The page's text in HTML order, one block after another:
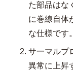
た部品はな
に巻線自体
な仕様です。
サ一マルプ
異常に上昇